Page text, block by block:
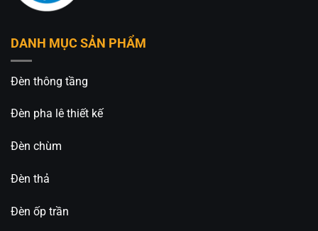
khác nhau:
Gió nhẹ cho giấc ngủ thoải mái.
Luồng gió được phân bổ đồng đều khắp căn
phòng giúp không gian luôn thông thoáng và dễ
Đèn LED 22W Với 3 Chế Độ Màu Tiện Nghi
DANH MỤC SẢN PHẨM
Đèn thông tầng
Đèn pha lê thiết kế
Đèn chùm
Đèn thả
Đèn ốp trần